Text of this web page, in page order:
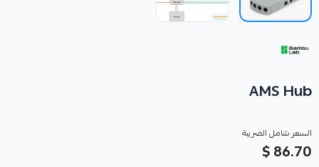
AMS Hub
السعر شامل الضريبة
86.70 $